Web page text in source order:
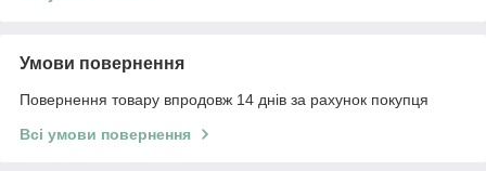
Умови повернення
Повернення товару впродовж 14 днів за рахунок покупця
Всі умови повернення